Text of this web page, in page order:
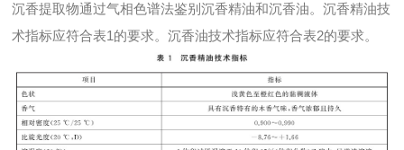
沉香提取物通过气相色谱法鉴别沉香精油和沉香油。沉香精油技
术指标应符合表1的要求。沉香油技术指标应符合表2的要求。